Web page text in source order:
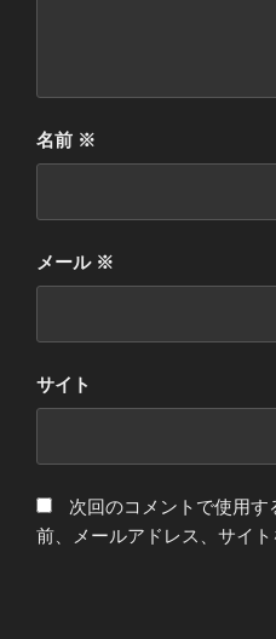
名前 ※
メール ※
サイト
次回のコメントで使用
前、メールアドレス、サイト